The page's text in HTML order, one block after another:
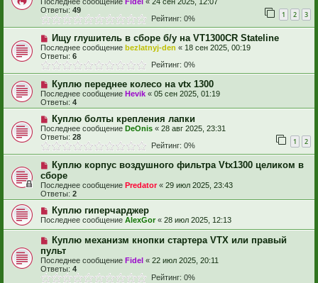
Последнее сообщение Fidel « 24 сен 2025, 12:07
Ответы: 49 1 2 3
Рейтинг: 0%
Ищу глушитель в сборе б/у на VT1300CR Stateline
Последнее сообщение bezlatnyj-den « 18 сен 2025, 00:19
Ответы: 6
Рейтинг: 0%
Куплю переднее колесо на vtx 1300
Последнее сообщение Hevik « 05 сен 2025, 01:19
Ответы: 4
Куплю болты крепления лапки
Последнее сообщение DeOnis « 28 авг 2025, 23:31
Ответы: 28 1 2
Рейтинг: 0%
Куплю корпус воздушного фильтра Vtx1300 целиком в
сборе
Последнее сообщение Predator« 29 июл 2025, 23:43
Ответы: 2
Куплю гиперчарджер
Последнее сообщение AlexGor« 28 июл 2025, 12:13
Куплю механизм кнопки стартера VTX или правый
пульт
Последнее сообщение Fidel « 22 июл 2025, 20:11
Ответы: 4
Рейтинг: 0%